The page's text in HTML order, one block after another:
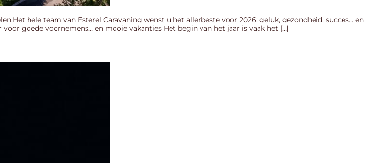
hele team van Esterel Caravaning wenst u het allerbeste voor 2026: geluk, gezondheid, succes… en
goede voornemens… en mooie vakanties Het begin van het jaar is vaak het […]